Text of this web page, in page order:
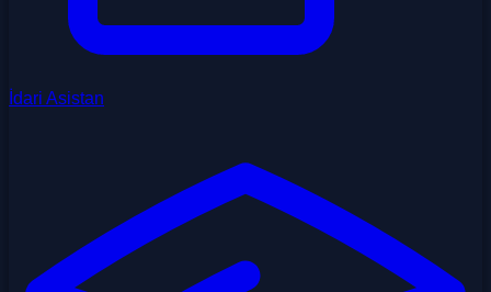
İdari Asistan